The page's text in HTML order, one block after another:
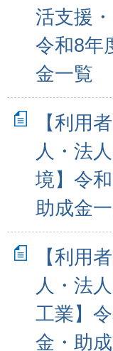
活支援
令和8年
金一覧
【利用
人・法
境】令
助成金
【利用
人・法
工業】
金・助